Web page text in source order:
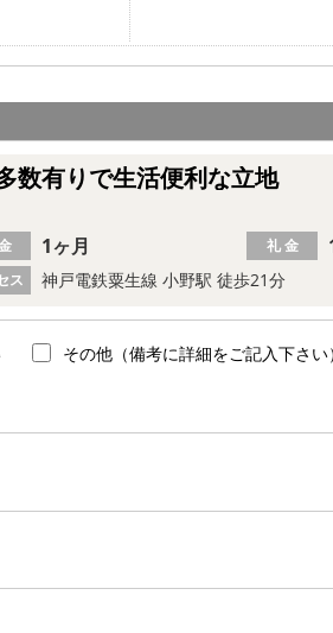
数有りで生活便利な立地
ス 神戸電鉄粟生線 小野駅 徒歩21分
1ヶ月 礼 金
その他（備考に詳細をご記入下さい）